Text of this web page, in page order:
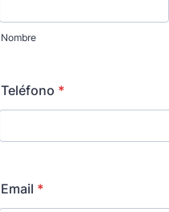
Nombre
Teléfono *
Email *